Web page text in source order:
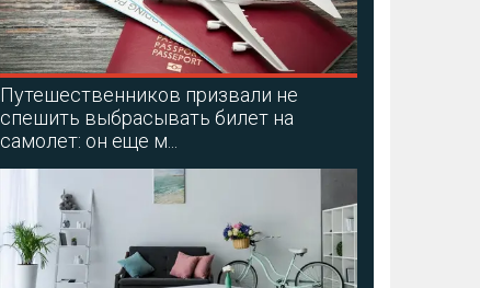
Путешественников призвали не
спешить выбрасывать билет на
самолет: он еще м...